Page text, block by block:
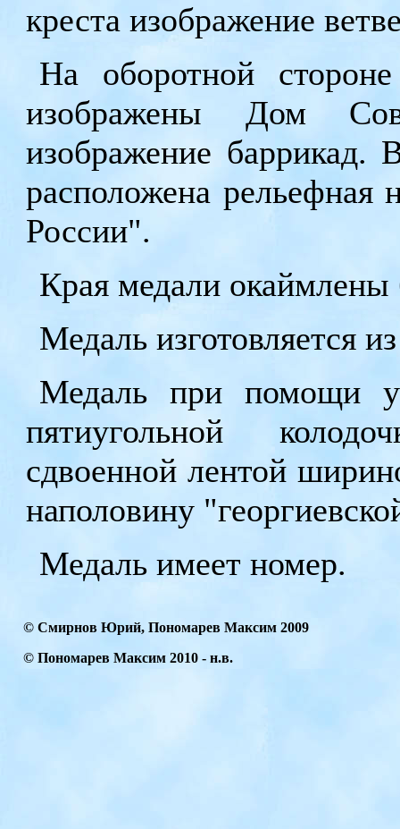
креста изображение
На оборотной
изображены Дом
изображение баррикад.
расположена рельефная
России".
Края медали окаймлены
Медаль изготовляется
Медаль при помощи
пятиугольной
сдвоенной лентой
наполовину
Медаль имеет номер.
© Смирнов Юрий, Пономарев Максим 2009
© Пономарев Максим 2010 - н.в.